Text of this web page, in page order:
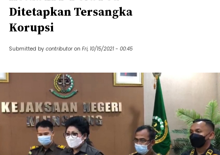
Ditetapkan Tersangka
Korupsi
Submitted by contributor on Fri, 10/15/2021 - 00:45